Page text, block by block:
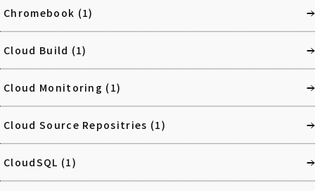
Chromebook (1)
Cloud Build (1)
Cloud Monitoring (1)
Cloud Source Repositries (1)
CloudSQL (1)